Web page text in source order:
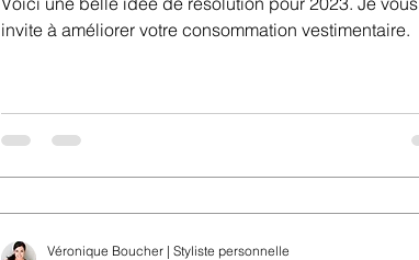
invite à améliorer votre consommation vestimentaire.
Véronique Boucher | Styliste personnelle